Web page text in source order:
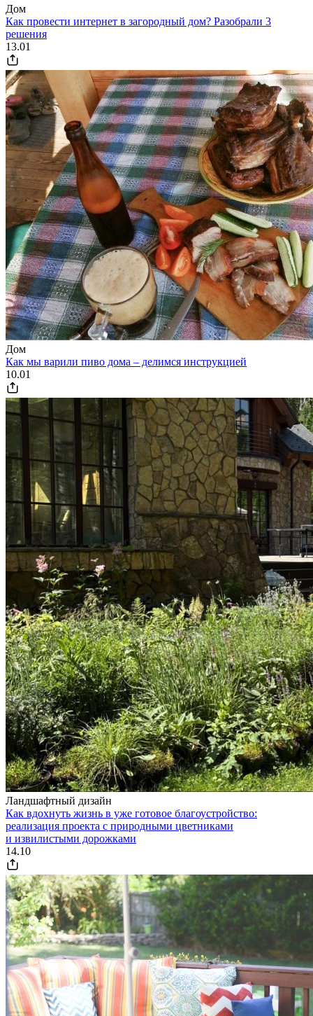
Дом
Как провести интернет в загородный дом? Разобрали 3
решения
13.01
Дом
Как мы варили пиво дома – делимся инструкцией
10.01
Ландшафтный дизайн
Как вдохнуть жизнь в уже готовое благоустройство:
реализация проекта с природными цветниками
и извилистыми дорожками
14.10